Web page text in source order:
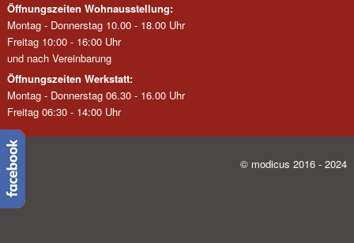
Öffnungszeiten Wohnausstellung:
Montag - Donnerstag 10.00 - 18.00 Uhr
Freitag 10:00 - 16:00 Uhr
und nach Vereinbarung
Öffnungszeiten Werkstatt:
Montag - Donnerstag 06.30 - 16.00 Uhr
Freitag 06:30 - 14:00 Uhr
© modicus 2016 - 2024